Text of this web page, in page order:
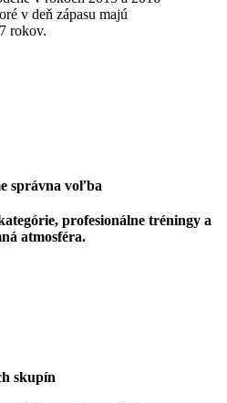
v deň zápasu majú
rokov.
správna voľba
profesionálne tréningy a
atmosféra.
skupín